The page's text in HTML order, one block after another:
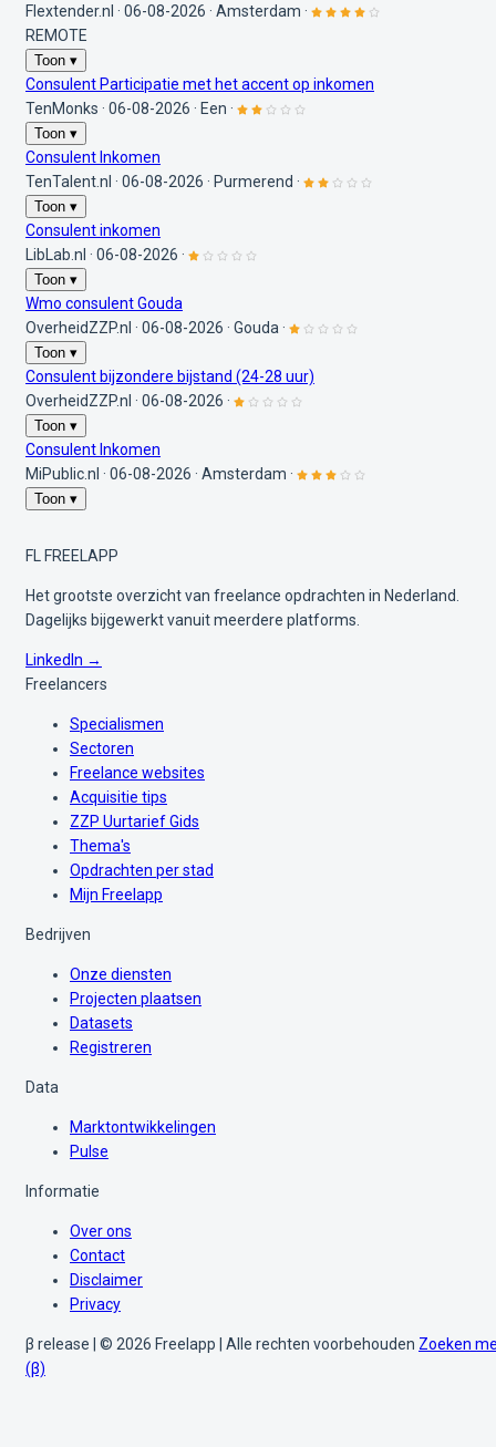
Flextender.nl · 06-08-2026 · Amsterdam ·
REMOTE
Toon ▾
Consulent Participatie met het accent op inkomen
TenMonks · 06-08-2026 · Een ·
Toon ▾
Consulent Inkomen
TenTalent.nl · 06-08-2026 · Purmerend ·
Toon ▾
Consulent inkomen
LibLab.nl · 06-08-2026 ·
Toon ▾
Wmo consulent Gouda
OverheidZZP.nl · 06-08-2026 · Gouda ·
Toon ▾
Consulent bijzondere bijstand (24-28 uur)
OverheidZZP.nl · 06-08-2026 ·
Toon ▾
Consulent Inkomen
MiPublic.nl · 06-08-2026 · Amsterdam ·
Toon ▾
FL FREELAPP
Het grootste overzicht van freelance opdrachten in Nederland.
Dagelijks bijgewerkt vanuit meerdere platforms.
LinkedIn →
Freelancers
Specialismen
Sectoren
Freelance websites
Acquisitie tips
ZZP Uurtarief Gids
Thema's
Opdrachten per stad
Mijn Freelapp
Bedrijven
Onze diensten
Projecten plaatsen
Datasets
Registreren
Data
Marktontwikkelingen
Pulse
Informatie
Over ons
Contact
Disclaimer
Privacy
β release | © 2026 Freelapp | Alle rechten voorbehouden Zoeken
(β)